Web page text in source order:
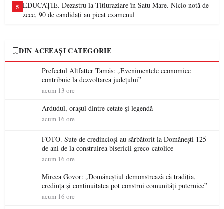
5 EDUCAȚIE. Dezastru la Titluraziare în Satu Mare. Nicio notă de
zece, 90 de candidați au picat examenul
DIN ACEEAȘI CATEGORIE
Prefectul Altfatter Tamás: „Evenimentele economice
contribuie la dezvoltarea județului”
acum 13 ore
Ardudul, orașul dintre cetate și legendă
acum 16 ore
FOTO. Sute de credincioși au sărbătorit la Domănești 125
de ani de la construirea bisericii greco-catolice
acum 16 ore
Mircea Govor: „Domăneștiul demonstrează că tradiția,
credința și continuitatea pot construi comunități puternice”
acum 16 ore